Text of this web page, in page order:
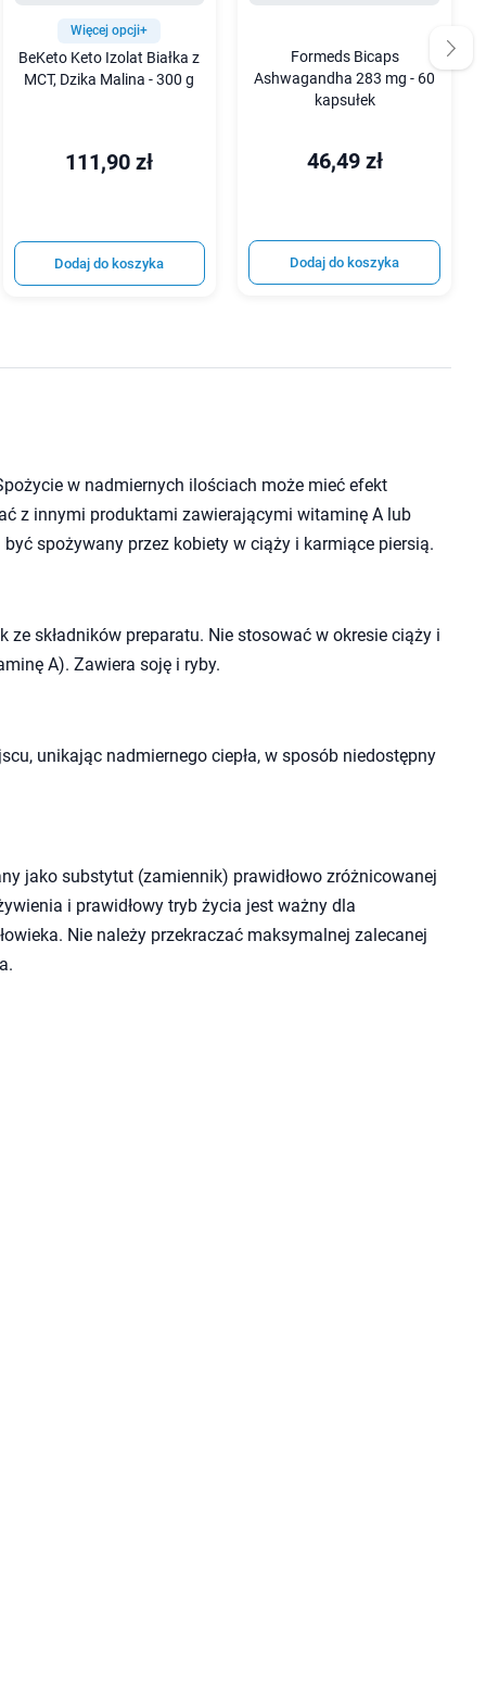
Więcej opcji+
BeKeto Keto Izolat Białka z
MCT, Dzika Malina - 300 g
111,90 zł
Dodaj do koszyka
Formeds Bicaps
Ashwagandha 283 mg - 60
kapsułek
46,49 zł
Dodaj do koszyka
w nadmiernych ilościach może mieć efekt
z innymi produktami zawierającymi witaminę A lub
spożywany przez kobiety w ciąży i karmiące piersią.
składników preparatu. Nie stosować w okresie ciąży i
A). Zawiera soję i ryby.
unikając nadmiernego ciepła, w sposób niedostępny
jako substytut (zamiennik) prawidłowo zróżnicowanej
i prawidłowy tryb życia jest ważny dla
Nie należy przekraczać maksymalnej zalecanej